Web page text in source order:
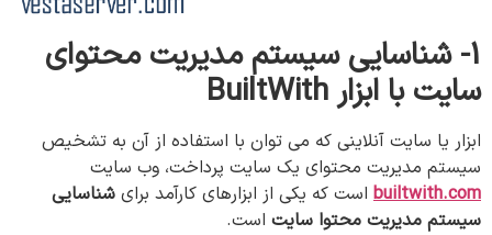
1- شناسایی سیستم مدیریت محتوای
سایت با ابزار
ابزار یا سایت آنلاینی که می توان با استفاده از آن به تشخیص
سیستم مدیریت محتوای یک سایت پرداخت، وب سایت
builtwith.com است که یکی از ابزارهای کارآمد برای شناسایی
سیستم مدیریت محتوا سایت است.